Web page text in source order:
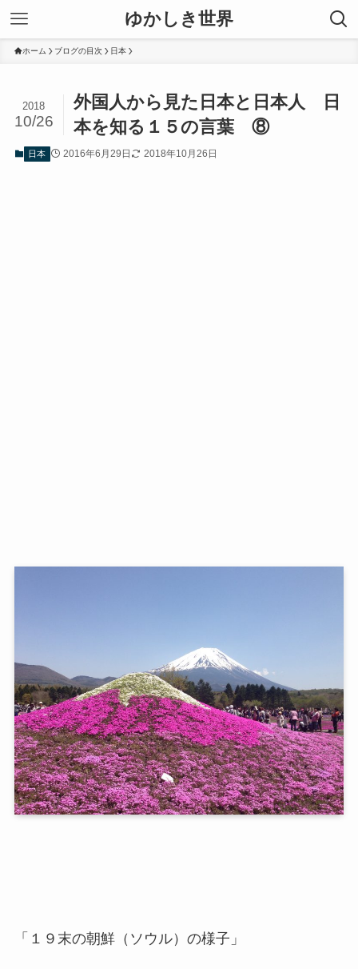
ゆかしき世界
ホーム ブログの目次 日本
外国人から見た日本と日本人 日
本を知る１５の言葉 ⑧
2018
10/26
日本 2016年6月29日 2018年10月26日
「１９末の朝鮮（ソウル）の様子」